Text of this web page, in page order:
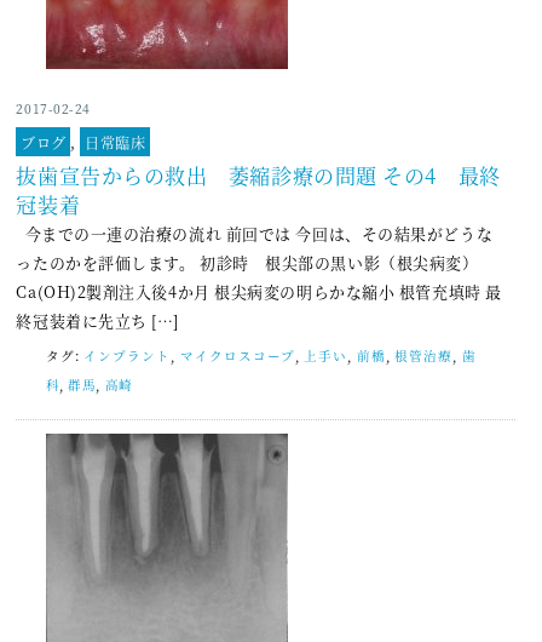
2017-02-24
ブログ 日常臨床
抜歯宣告からの救出 萎縮診療の問題 その4 最終
冠装着
今までの一連の治療の流れ 前回では 今回は、その結果がどうな
ったのかを評価します。 初診時 根尖部の黒い影（根尖病変）
Ca(OH)2製剤注入後4か月 根尖病変の明らかな縮小 根管充填時 最
終冠装着に先立ち […]
タグ: インプラント , マイクロスコープ, 上手い , 前橋 ,根管治療 ,歯
科,群馬, 高崎